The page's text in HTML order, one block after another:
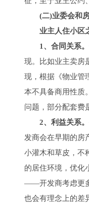
(二)业委会和
业主人住小区之
1、合同关系。
现。比如业主卖房
现，根据《物业管
本不具备商用性质
问题，部分配套费
2、利益关系。
发商会在早期的房
小灌木和草皮，不
的居住环境，优化
――开发商考虑更
也会有理念上的差